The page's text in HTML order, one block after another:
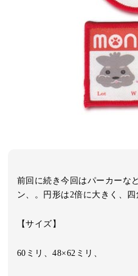
前回に続き今回はパーカーな
ン、。円形は2倍に大きく、
【サイズ】
60ミリ、48×62ミリ、